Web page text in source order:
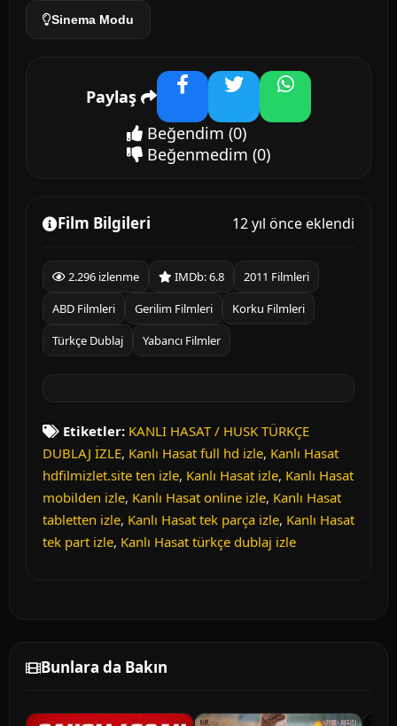
Sinema Modu
Paylaş FacebookTwitterWhatsApp
Beğendim (0)
Beğenmedim (0)
Film Bilgileri 12 yıl önce eklendi
2.296 izlenme IMDb: 6.8
2011 Filmleri
ABD Filmleri
Gerilim Filmleri
Korku Filmleri
Türkçe Dublaj
Yabancı Filmler
Etiketler: KANLI HASAT / HUSK TÜRKÇE
DUBLAJ İZLE, Kanlı Hasat full hd izle, Kanlı Hasat
hdfilmizlet.site ten izle, Kanlı Hasat izle, Kanlı Hasat
mobilden izle, Kanlı Hasat online izle, Kanlı Hasat
tabletten izle, Kanlı Hasat tek parça izle, Kanlı Hasat
tek part izle, Kanlı Hasat türkçe dublaj izle
Bunlara da Bakın